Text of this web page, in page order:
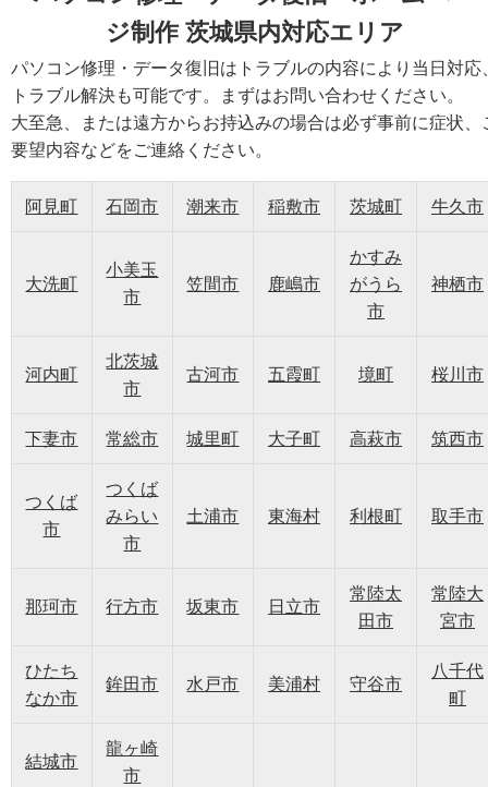
ジ制作 茨城県内対応エリア
パソコン修理・データ復旧はトラブルの内容により当日対応
トラブル解決も可能です。まずはお問い合わせください。
大至急、または遠方からお持込みの場合は必ず事前に症状、
要望内容などをご連絡ください。
阿見町 石岡市 潮来市 稲敷市 茨城町 牛久市
大洗町
小美玉
市
笠間市 鹿嶋市
かすみ
がうら
市
神栖市
河内町
北茨城
市
古河市 五霞町 境町 桜川市
下妻市 常総市 城里町 大子町 高萩市 筑西市
つくば
市
つくば
みらい
市
土浦市 東海村 利根町 取手市
那珂市 行方市 坂東市 日立市
常陸太
田市
常陸大
宮市
ひたち
なか市
鉾田市 水戸市 美浦村 守谷市
八千代
町
結城市
龍ヶ崎
市